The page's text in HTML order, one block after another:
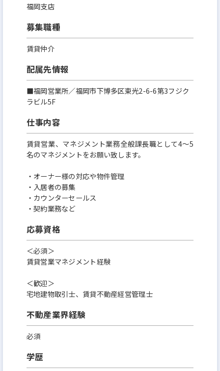
福岡支店
募集職種
賃貸仲介
配属先情報
■福岡営業所／福岡市下博多区東光2-6-6第3フジク
ラビル5F
仕事内容
賃貸営業、マネジメント業務全般課長職として4～5
名のマネジメントをお願い致します。
・オーナー様の対応や物件管理
・入居者の募集
・カウンターセールス
・契約業務など
応募資格
＜必須＞
賃貸営業マネジメント経験
＜歓迎＞
宅地建物取引士、賃貸不動産経営管理士
不動産業界経験
必須
学歴